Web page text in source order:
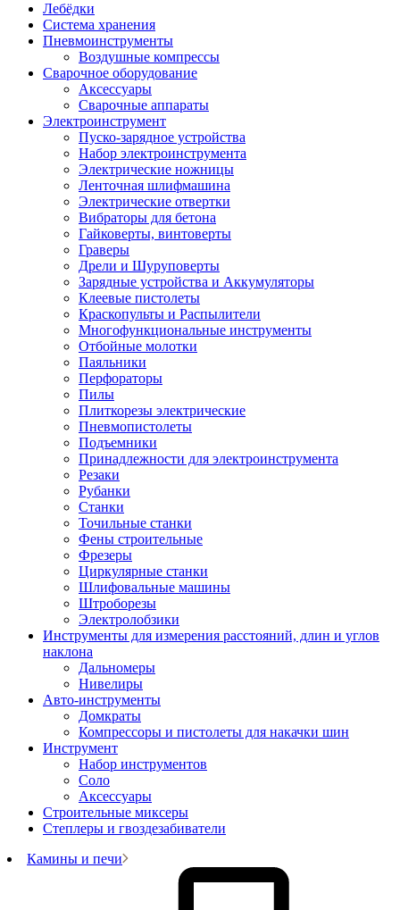
Лебёдки
Система хранения
Пневмоинструменты
Воздушные компрессы
Сварочное оборудование
Аксессуары
Сварочные аппараты
Электроинструмент
Пуско-зарядное устройства
Набор электроинструмента
Электрические ножницы
Ленточная шлифмашина
Электрические отвертки
Вибраторы для бетона
Гайковерты, винтоверты
Граверы
Дрели и Шуруповерты
Зарядные устройства и Аккумуляторы
Клеевые пистолеты
Краскопульты и Распылители
Многофункциональные инструменты
Отбойные молотки
Паяльники
Перфораторы
Пилы
Плиткорезы электрические
Пневмопистолеты
Подъемники
Принадлежности для электроинструмента
Резаки
Рубанки
Станки
Точильные станки
Фены строительные
Фрезеры
Циркулярные станки
Шлифовальные машины
Штроборезы
Электролобзики
Инструменты для измерения расстояний, длин и углов
наклона
Дальномеры
Нивелиры
Авто-инструменты
Домкраты
Компрессоры и пистолеты для накачки шин
Инструмент
Набор инструментов
Соло
Аксессуары
Строительные миксеры
Степлеры и гвоздезабиватели
Камины и печи